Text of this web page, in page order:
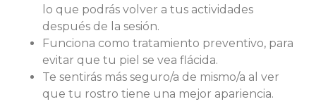
lo que podrás volver a tus actividades
después de la sesión.
Funciona como tratamiento preventivo, para
evitar que tu piel se vea flácida.
Te sentirás más seguro/a de mismo/a al ver
que tu rostro tiene una mejor apariencia.